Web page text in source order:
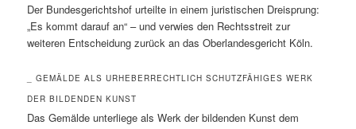
Der Bundesgerichtshof urteilte in einem juristischen Dreisprung:
„Es kommt darauf an“ – und verwies den Rechtsstreit zur
weiteren Entscheidung zurück an das Oberlandesgericht Köln.
_ GEMÄLDE ALS URHEBERRECHTLICH SCHUTZFÄHIGES WERK
DER BILDENDEN KUNST
Das Gemälde unterliege als Werk der bildenden Kunst dem